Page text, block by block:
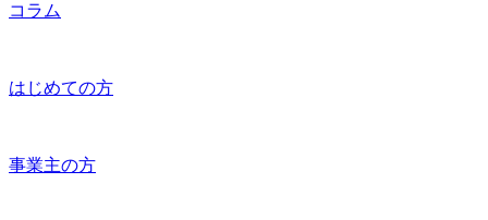
コラム
はじめての方
事業主の方